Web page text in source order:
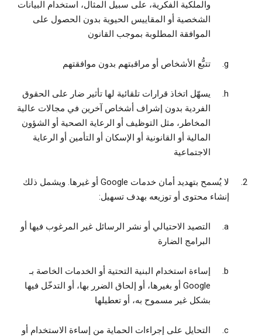
والملكية الفكرية، على سبيل المثال، استخدام البيانات
الشخصية أو المقاييس الحيوية بدون الحصول على
الموافقة المطلوبة بموجب القانون
تتبُّع الأشخاص أو مراقبتهم بدون موافقتهم
يسهّل اتخاذ قرارات تلقائية لها تأثير ضار على الحقوق
الفردية بدون إشراف أشخاص آخرين في مجالات عالية
المخاطر، مثل التوظيف أو الرعاية الصحية أو الشؤون
المالية أو القانونية أو الإسكان أو التأمين أو الرعاية
الاجتماعية
لا يُسمح بتهديد أمان خدمات Google أو غيرها. ويشمل ذلك
إنشاء محتوى أو توزيعه بهدف تسهيل:
التصيد الاحتيالي أو نشر الرسائل غير المرغوب فيها أو
البرامج الضارة
إساءة استخدام البنية التحتية أو الخدمات الخاصة بـ
Google أو بغيرها، أو إلحاق الضرر بها، أو التدخّل فيها
بشكل غير مسموح به، أو تعطيلها
التحايل على إجراءات الحماية من إساءة الاستخدام أو